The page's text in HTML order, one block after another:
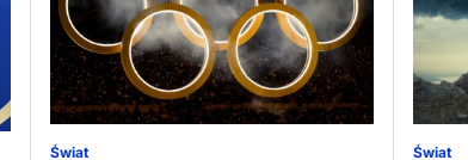
Świat Świat